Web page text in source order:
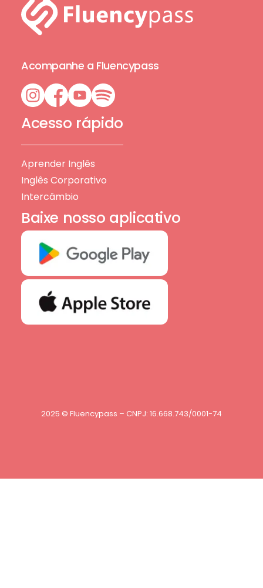
Acompanhe a Fluencypass
Acesso rápido
Aprender Inglês
Inglês Corporativo
Intercâmbio
Baixe nosso aplicativo
2025 © Fluencypass – CNPJ: 16.668.743/0001-74